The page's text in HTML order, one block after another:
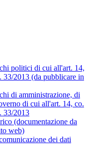
politici di cui all'art. 14,
33/2013 (da pubblicare in
di amministrazione, di
di cui all'art. 14, co.
33/2013
(documentazione da
web)
dei dati